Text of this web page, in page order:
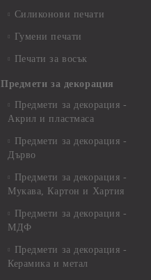
Силиконови печати
Гумени печати
Печати за восък
Предмети за декорация
Предмети за декорация -
Акрил и пластмаса
Предмети за декорация -
Дърво
Предмети за декорация -
Мукава, Картон и Хартия
Предмети за декорация -
МДФ
Предмети за декорация -
Керамика и метал